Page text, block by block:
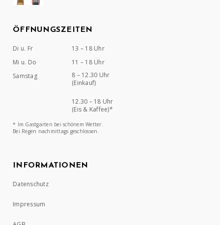
ÖFFNUNGSZEITEN
Di u. Fr
13 – 18 Uhr
Mi u. Do
11 – 18 Uhr
Samstag
8 – 12.30 Uhr
(Einkauf)
12.30 – 18 Uhr
(Eis & Kaffee)*
* Im Gastgarten bei schönem Wetter.
Bei Regen nachmittags geschlossen.
INFORMATIONEN
Datenschutz
Impressum